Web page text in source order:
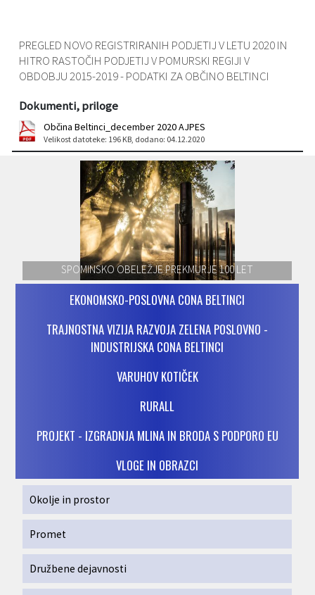
PREGLED NOVO REGISTRIRANIH PODJETIJ V LETU 2020 IN
HITRO RASTOČIH PODJETIJ V POMURSKI REGIJI V
OBDOBJU 2015-2019 - PODATKI ZA OBČINO BELTINCI
Dokumenti, priloge
Občina Beltinci_december 2020 AJPES
Velikost datoteke: 196 KB , dodano: 04.12.2020
SPOMINSKO OBELEŽJE PREKMURJE 100 LET
EKONOMSKO-POSLOVNA CONA BELTINCI
TRAJNOSTNA VIZIJA RAZVOJA ZELENA POSLOVNO -
INDUSTRIJSKA CONA BELTINCI
VARUHOV KOTIČEK
RURALL
PROJEKT - IZGRADNJA MLINA IN BRODA S PODPORO EU
VLOGE IN OBRAZCI
Okolje in prostor
Promet
Družbene dejavnosti
Informacije javnega značaja
Občinski predpisi
Prostorski akti